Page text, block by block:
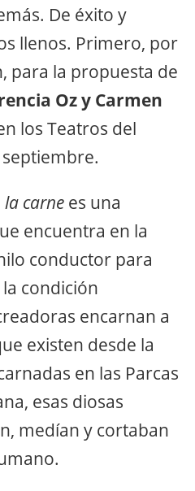
De éxito y
llenos. Primero, por
para la propuesta de
Oz y Carmen
los Teatros del
la carne es una
encuentra en la
conductor para
condición
encarnan a
existen desde la
en las Parcas
esas diosas
medían y cortaban